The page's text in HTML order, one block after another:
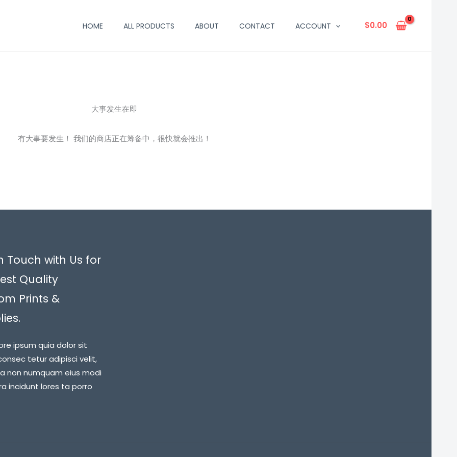
HOME ALL PRODUCTS ABOUT CONTACT ACCOUNT $0.00
大事发生在即
有大事要发生！ 我们的商店正在筹备中，很快就会推出！
Touch with Us for
Quality
Prints &
ipsum quia dolor sit
tetur adipisci velit,
non numquam eius modi
incidunt lores ta porro